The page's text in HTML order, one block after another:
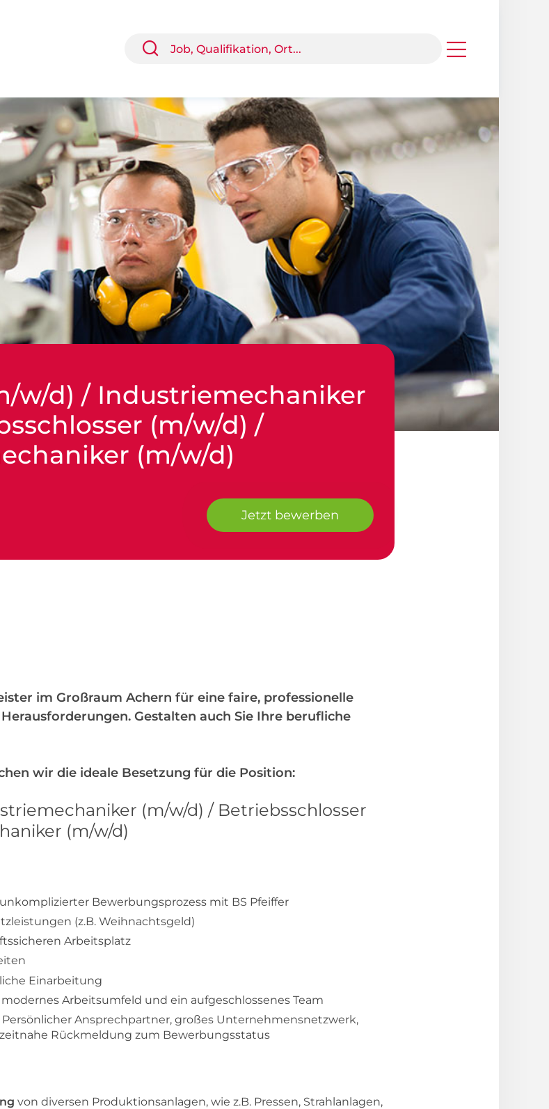
w/d) / Industriemechaniker
(m/w/d) /
(m/w/d)
Jetzt bewerben
im Großraum Achern für eine faire, professionelle
Gestalten auch Sie Ihre berufliche
wir die ideale Besetzung für die Position:
(m/w/d) / Betriebsschlosser
(m/w/d)
Bewerbungsprozess mit BS Pfeiffer
(z.B. Weihnachtsgeld)
Arbeitsplatz
Einarbeitung
modernes Arbeitsumfeld und ein aufgeschlossenes Team
Persönlicher Ansprechpartner, großes Unternehmensnetzwerk,
Rückmeldung zum Bewerbungsstatus
von diversen Produktionsanlagen, wie z.B. Pressen, Strahlanlagen,